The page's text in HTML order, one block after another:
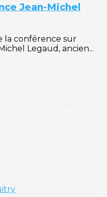
Jean-Michel
la conférence sur
Legaud, ancien...